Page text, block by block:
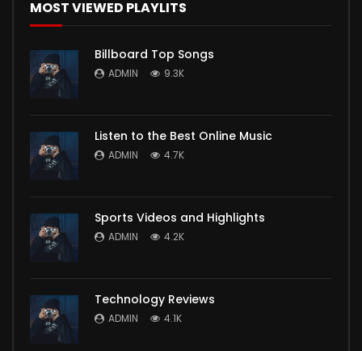
MOST VIEWED PLAYLITS
Billboard Top Songs
ADMIN 9.3K
Listen to the Best Online Music
ADMIN 4.7K
Sports Videos and Highlights
ADMIN 4.2K
Technology Reviews
ADMIN 4.1K